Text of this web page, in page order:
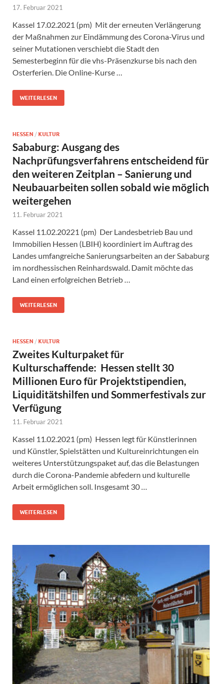
17. Februar 2021
Kassel 17.02.2021 (pm) Mit der erneuten Verlängerung
der Maßnahmen zur Eindämmung des Corona-Virus und
seiner Mutationen verschiebt die Stadt den
Semesterbeginn für die vhs-Präsenzkurse bis nach den
Osterferien. Die Online-Kurse …
WEITERLESEN
HESSEN / KULTUR
Sababurg: Ausgang des
Nachprüfungsverfahrens entscheidend für
den weiteren Zeitplan – Sanierung und
Neubauarbeiten sollen sobald wie möglich
weitergehen
11. Februar 2021
Kassel 11.02.20221 (pm) Der Landesbetrieb Bau und
Immobilien Hessen (LBIH) koordiniert im Auftrag des
Landes umfangreiche Sanierungsarbeiten an der Sababurg
im nordhessischen Reinhardswald. Damit möchte das
Land einen erfolgreichen Betrieb …
WEITERLESEN
HESSEN / KULTUR
Zweites Kulturpaket für
Kulturschaffende: Hessen stellt 30
Millionen Euro für Projektstipendien,
Liquiditätshilfen und Sommerfestivals zur
Verfügung
11. Februar 2021
Kassel 11.02.2021 (pm) Hessen legt für Künstlerinnen
und Künstler, Spielstätten und Kultureinrichtungen ein
weiteres Unterstützungspaket auf, das die Belastungen
durch die Corona-Pandemie abfedern und kulturelle
Arbeit ermöglichen soll. Insgesamt 30 …
WEITERLESEN